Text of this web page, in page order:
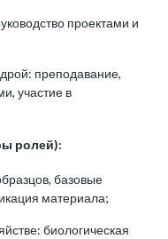
проектами и
преподавание,
участие в
ролей):
базовые
материала;
биологическая